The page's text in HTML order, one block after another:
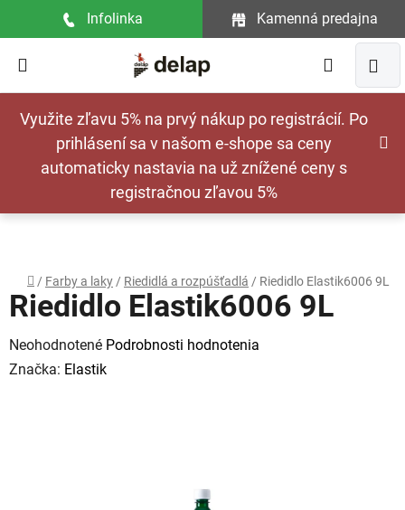
Využite zľavu 5% na prvý nákup po registrácií. Po
prihlásení sa v našom e-shope sa ceny
automaticky nastavia na už znížené ceny s
registračnou zľavou 5%
Infolinka Kamenná predajna
Hľadať
Domov
/ Farby a laky / Riedidlá a rozpúšťadlá / Riedidlo Elastik6006 9L
Riedidlo Elastik6006 9L
Priemerné
hodnotenie
Neohodnotené Podrobnosti hodnotenia
Značka: Elastik